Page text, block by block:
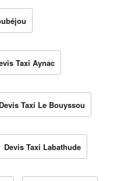
Taxi Aynac
Devis Taxi Le Bouyssou
Devis Taxi Labathude